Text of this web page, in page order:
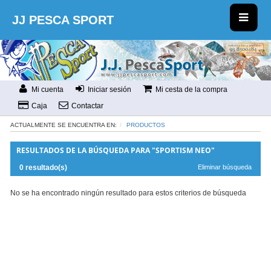
JJ PESCA SPORT
Mi cuenta Iniciar sesión
Mi cesta de la compra
Caja
Contactar
ACTUALMENTE SE ENCUENTRA EN: PRODUCTOS
RESULTADOS DE LA BÚSQUEDA PARA "SPORTISM NEO"
Eliminar búsqueda
0 resultado(s)
No se ha encontrado ningún resultado para estos criterios de búsqueda